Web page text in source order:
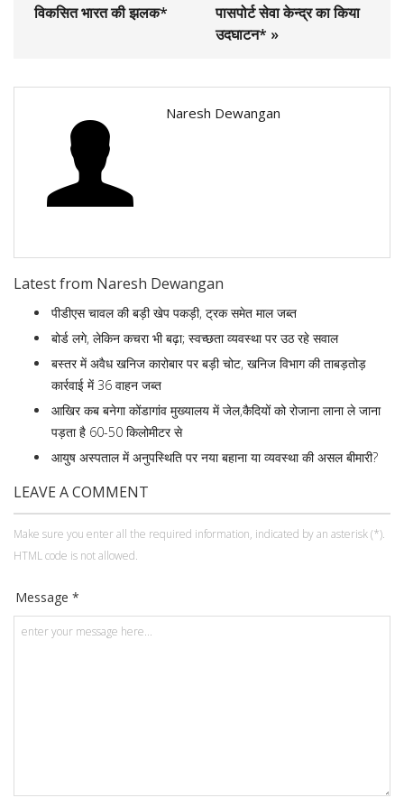
विकसित भारत की झलक*
पासपोर्ट सेवा केन्द्र का किया
उदघाटन* »
Naresh Dewangan
Latest from Naresh Dewangan
पीडीएस चावल की बड़ी खेप पकड़ी, ट्रक समेत माल जब्त
बोर्ड लगे, लेकिन कचरा भी बढ़ा; स्वच्छता व्यवस्था पर उठ रहे सवाल
बस्तर में अवैध खनिज कारोबार पर बड़ी चोट, खनिज विभाग की ताबड़तोड़
कार्रवाई में 36 वाहन जब्त
आखिर कब बनेगा कोंडागांव मुख्यालय में जेल,कैदियों को रोजाना लाना ले जाना
पड़ता है 60-50 किलोमीटर से
आयुष अस्पताल में अनुपस्थिति पर नया बहाना या व्यवस्था की असल बीमारी?
LEAVE A COMMENT
Make sure you enter all the required information, indicated by an asterisk (*).
HTML code is not allowed.
Message *